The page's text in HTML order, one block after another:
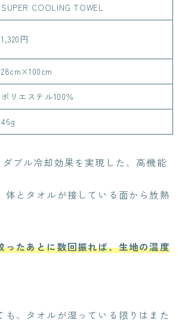
SUPER COOLING TOWEL
1,320円
28cm×100cm
ポリエステル100％
‎46g
ブル冷却効果を実現した、高機能
体とタオルが接している面から放熱
ったあとに数回振れば、生地の温度
も、タオルが湿っている限りはまた